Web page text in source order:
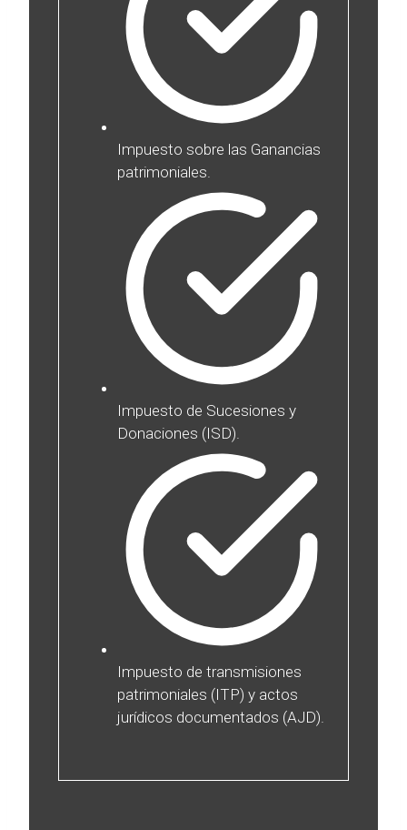
Impuesto sobre las Ganancias
patrimoniales.
Impuesto de Sucesiones y
Donaciones (ISD).
Impuesto de transmisiones
patrimoniales (ITP) y actos
jurídicos documentados (AJD).